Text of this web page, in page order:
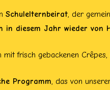
Schulelternbeirat, der
in diesem Jahr wieder von
frisch gebackenen
Programm, das von